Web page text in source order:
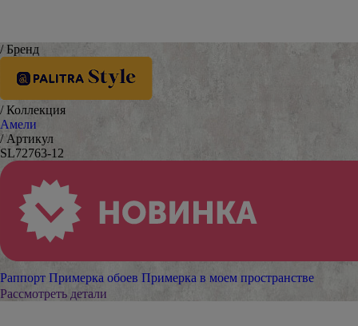
/ Бренд
/ Коллекция
Амели
/ Артикул
SL72763-12
Раппорт Примерка обоев Примерка в моем пространстве
Рассмотреть детали